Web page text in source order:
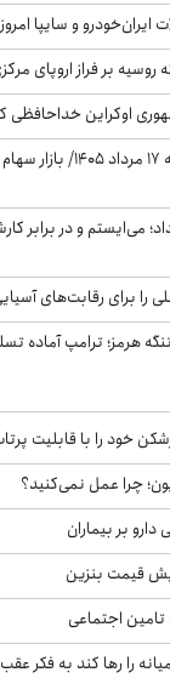
و سایپا امروز شنبه ۱۷
اوکراین خداحافظی
پیش‌بینی بورس فردا
می‌ایستم و در برابر
را برای رقابت‌های
هرمز؛ ترامپ آماده
خود را با قابلیت
چرا عمل نمی‌کنید؟
بر بیماران
قیمت بنزین
اجتماعی
را رها کند به فکر